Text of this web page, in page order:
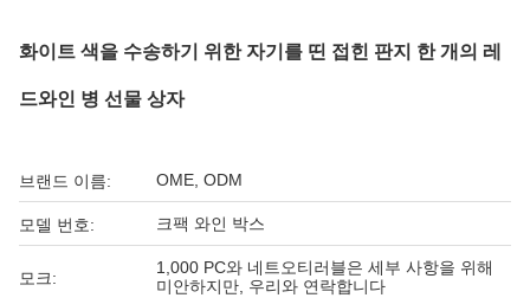
화이트 색을 수송하기 위한 자기를 띤 접힌 판지 한 개의 레
드와인 병 선물 상자
브랜드 이름: OME, ODM
모델 번호: 크팩 와인 박스
모크:
1,000 PC와 네트오티러블은 세부 사항을 위해
미안하지만, 우리와 연락합니다